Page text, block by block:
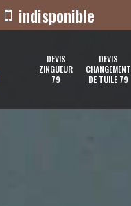
indisponible
DEVIS
ZINGUEUR
79
DEVIS
CHANGEMENT
DE TUILE 79